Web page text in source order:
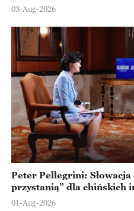
Ningbo
03-Aug-2026
Peter Pellegrini: Słowacja
przystanią” dla chińskich
Europejskiej
01-Aug-2026